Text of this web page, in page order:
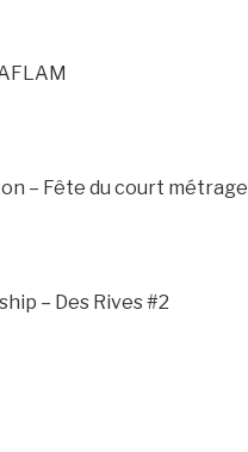
– Fête du court métrage
– Des Rives #2